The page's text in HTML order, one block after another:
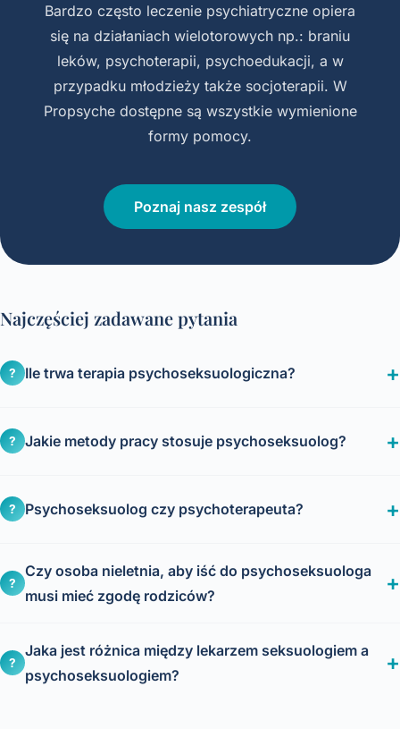
Bardzo często leczenie psychiatryczne opiera
się na działaniach wielotorowych np.: braniu
leków, psychoterapii, psychoedukacji, a w
przypadku młodzieży także socjoterapii. W
Propsyche dostępne są wszystkie wymienione
formy pomocy.
Poznaj nasz zespół
Najczęściej zadawane pytania
? Ile trwa terapia psychoseksuologiczna?
? Jakie metody pracy stosuje psychoseksuolog?
? Psychoseksuolog czy psychoterapeuta?
?
Czy osoba nieletnia, aby iść do psychoseksuologa
musi mieć zgodę rodziców?
?
Jaka jest różnica między lekarzem seksuologiem a
psychoseksuologiem?